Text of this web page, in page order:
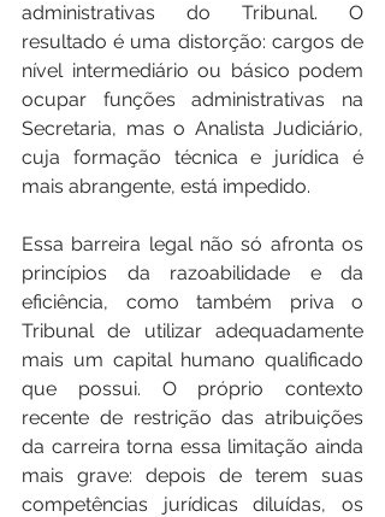
administrativas do Tribunal. O
resultado é uma distorção: cargos de
nível intermediário ou básico podem
ocupar funções administrativas na
Secretaria, mas o Analista Judiciário,
cuja formação técnica e jurídica é
mais abrangente, está impedido.
Essa barreira legal não só afronta os
princípios da razoabilidade e da
eficiência, como também priva o
Tribunal de utilizar adequadamente
mais um capital humano qualificado
que possui. O próprio contexto
recente de restrição das atribuições
da carreira torna essa limitação ainda
mais grave: depois de terem suas
competências jurídicas diluídas, os